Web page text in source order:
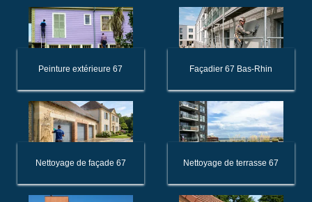
Peinture extérieure 67 Façadier 67 Bas-Rhin
Nettoyage de façade 67 Nettoyage de terrasse 67